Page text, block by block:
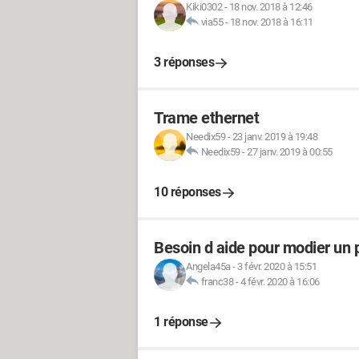
Kiki0302- 18 nov. 2018 à 12:46
via55- 18 nov. 2018 à 16:11
3 réponses
Trame ethernet
Needix59-23 janv. 2019 à 19:48
Needix59-27 janv. 2019 à 00:55
10 réponses
Besoin d aide pour modier un
Angela45a- 3 févr. 2020 à 15:51
franc38-4 févr. 2020 à 16:06
1 réponse